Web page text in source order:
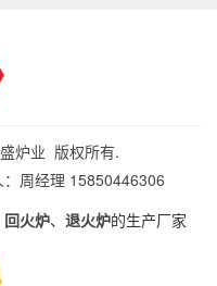
炉业 版权所有.
周经理 15850446306
回火炉、 退火炉的生产厂家